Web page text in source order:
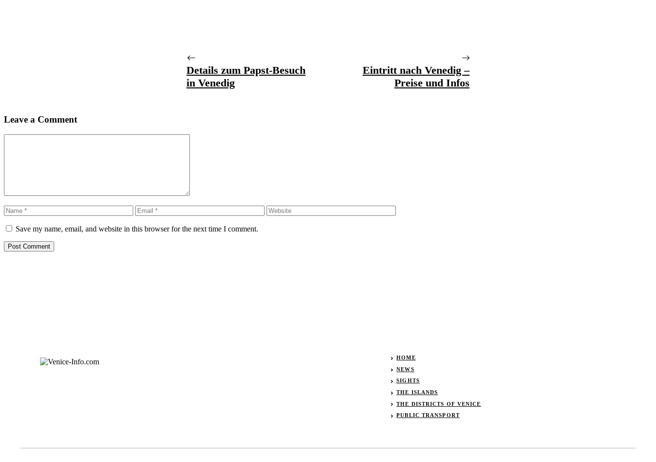
Details zum Papst-Besuch
in Venedig
Eintritt nach Venedig –
Preise und Infos
Leave a Comment
Name Email Website
Save my name, email, and website in this browser for the next time I comment.
HOME
NEWS
SIGHTS
THE ISLANDS
THE DISTRICTS OF VENICE
PUBLIC TRANSPORT